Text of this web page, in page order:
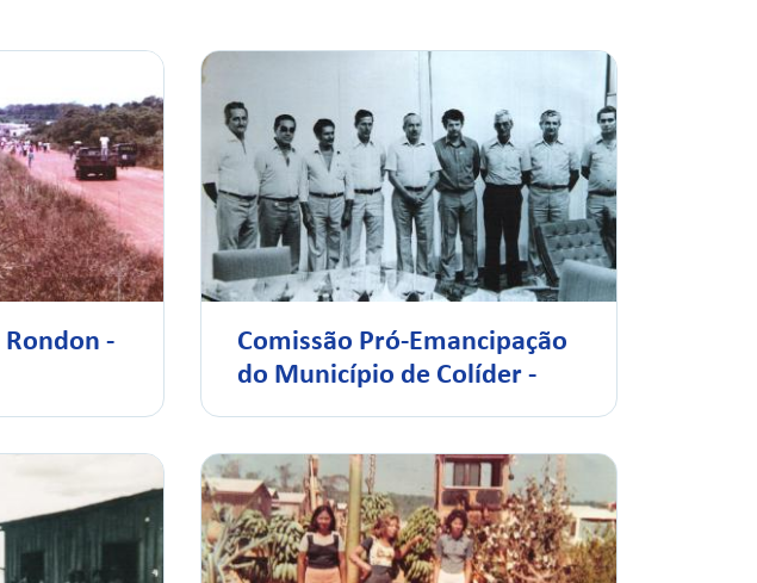
-
Comissão Pró-Emancipação
do Município de Colíder -